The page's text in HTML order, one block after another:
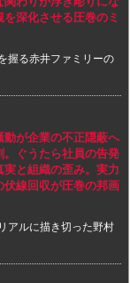
深化させる圧巻のミ
握る赤井ファミリーの
が企業の不正隠蔽へ
。ぐうたら社員の告発
と組織の歪み。実力
線回収が圧巻の邦画
アルに描き切った野村